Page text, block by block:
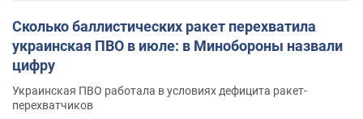
Сколько баллистических ракет перехватила
украинская ПВО в июле: в Минобороны назвали
цифру
Украинская ПВО работала в условиях дефицита ракет-
перехватчиков